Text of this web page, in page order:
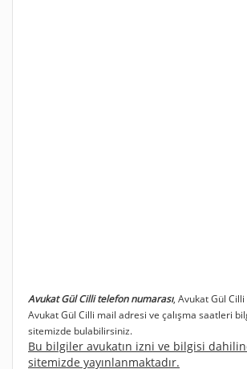
Avukat Gül Cilli telefon numarası, Avukat Gül Cilli
Avukat Gül Cilli mail adresi ve çalışma saatleri
sitemizde bulabilirsiniz.
Bu bilgiler avukatın izni ve bilgisi
sitemizde yayınlanmaktadır.